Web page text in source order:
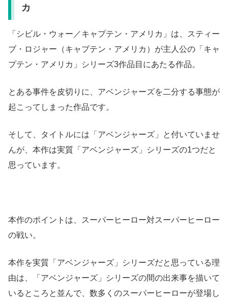
カ
「シビル・ウォー／キャプテン・アメリカ」は、スティー
ブ・ロジャー（キャプテン・アメリカ）が主人公の「キャ
プテン・アメリカ」シリーズ3作品目にあたる作品。
とある事件を皮切りに、アベンジャーズを二分する事態が
起こってしまった作品です。
そして、タイトルには「アベンジャーズ」と付いていませ
んが、本作は実質「アベンジャーズ」シリーズの1つだと
思っています。
本作のポイントは、スーパーヒーロー対スーパーヒーロー
の戦い。
本作を実質「アベンジャーズ」シリーズだと思っている理
由は、「アベンジャーズ」シリーズの間の出来事を描いて
いるところと並んで、数多くのスーパーヒーローが登場し